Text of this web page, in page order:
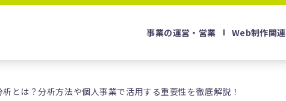
事業の運営・営業 Web制作関連
析とは？分析方法や個人事業で活用する重要性を徹底解説！